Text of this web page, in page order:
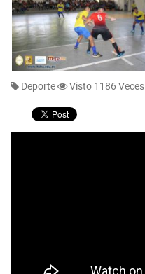
Deporte Visto 1186 Veces